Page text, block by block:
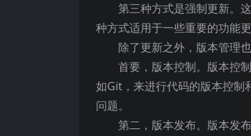
第三种方式是强制更新。
种方式适用于一些重要的功能
除了更新之外，版本管理
首要，版本控制。版本控
如Git，来进行代码的版本控制
问题。
第二，版本发布。版本发